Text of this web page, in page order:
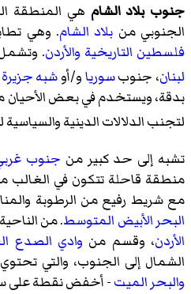
جنوب بلاد الشام هي المنطقة
الجنوبي من بلاد الشام. وهي
فلسطين التاريخية والأردن.
لبنان، جنوبسورياو/أوشبه جزيرة
بدقة، ويستخدم في بعض الأحيان
لتجنب الدلالات الدينية
تشبه إلى حد كبير من جنوب
منطقة قاحلة تتكون في الغالب
مع شريط رفيع من الرطوبة
البحر الأبيض المتوسط. من
الأردن، وقسم من وادي الصدع
الشمال إلى الجنوب، والتي
والبحر الميت- أخفض نقطة على